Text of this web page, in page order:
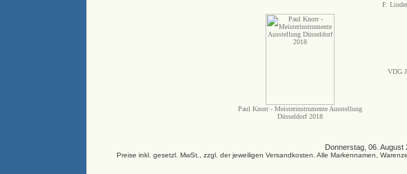
F.
Paul Knorr - Meisterinstrumente Ausstellung
Düsseldorf 2018
VDG
Donnerstag, 06.
Preise inkl. gesetzl. MwSt., zzgl. der jeweiligen Versandkosten. Alle Markennamen,